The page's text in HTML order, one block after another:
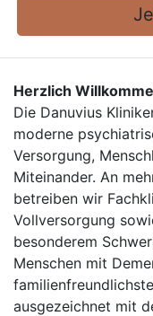
Herzlich
Die Danuvius
moderne
Versorgung,
Miteinander. An
betreiben wir
Vollversorgung
besonderem
Menschen mit
ausgezeichnet mit